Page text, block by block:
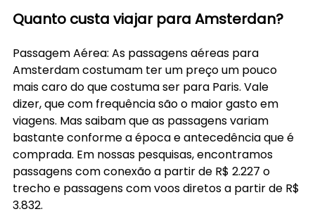
Quanto custa viajar para Amsterdan?
Passagem Aérea: As passagens aéreas para
Amsterdam costumam ter um preço um pouco
mais caro do que costuma ser para Paris. Vale
dizer, que com frequência são o maior gasto em
viagens. Mas saibam que as passagens variam
bastante conforme a época e antecedência que é
comprada. Em nossas pesquisas, encontramos
passagens com conexão a partir de R$ 2.227 o
trecho e passagens com voos diretos a partir de R$
3.832.